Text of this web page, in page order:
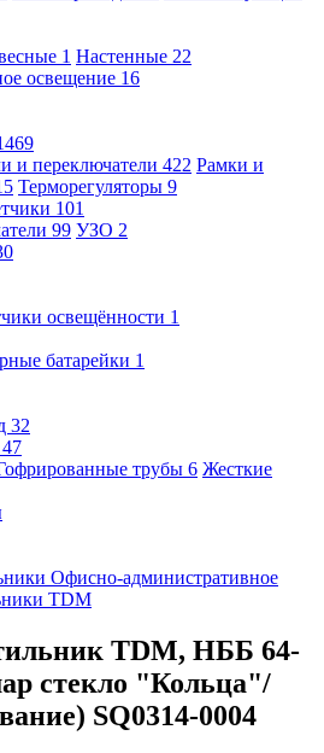
1 Настенные 22
освещение 16
и переключатели 422 Рамки и
Терморегуляторы 9
101
99 УЗО 2
освещённости 1
батарейки 1
32
47
трубы 6 Жесткие
Офисно-административное
TDM
TDM, НББ 64-
стекло "Кольца"/
SQ0314-0004